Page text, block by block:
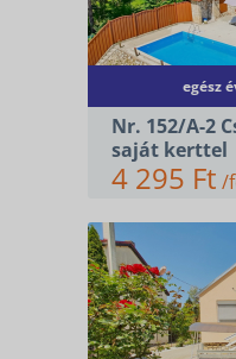
egész
Nr. 152/A-2
saját kerttel
4 295 Ft /